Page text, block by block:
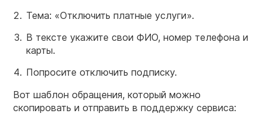
Тема: «Отключить платные услуги».
В тексте укажите свои ФИО, номер телефона и
карты.
Попросите отключить подписку.
Вот шаблон обращения, который можно
скопировать и отправить в поддержку сервиса: